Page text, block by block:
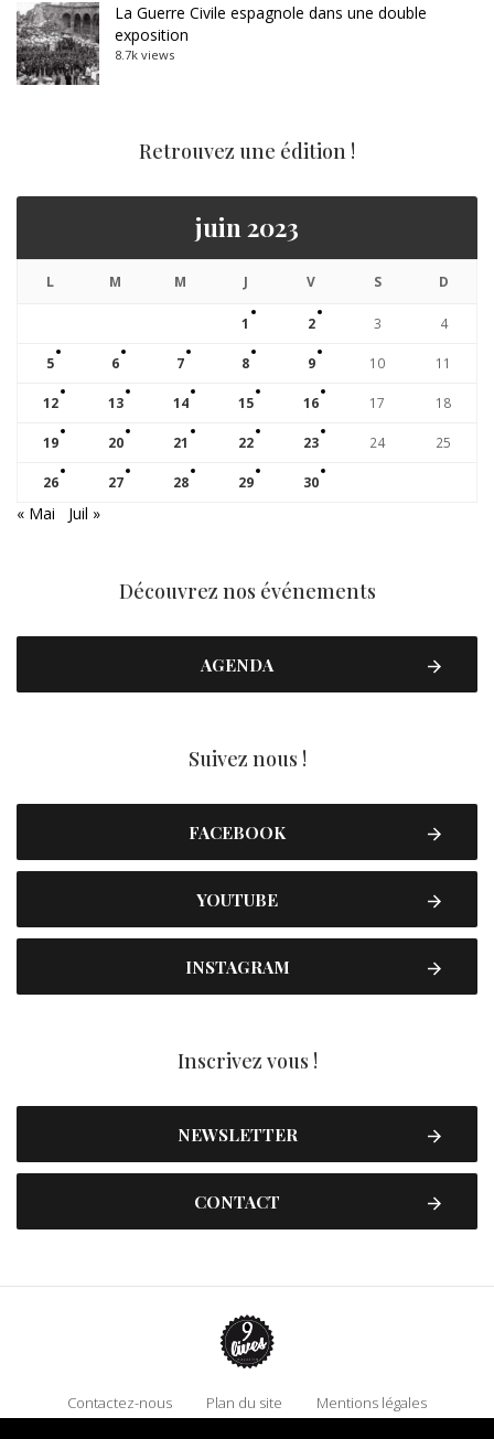
La Guerre Civile espagnole dans une double
exposition
8.7k views
Retrouvez une édition !
juin 2023
L M M J V S D
1 2 3 4
5 6 7 8 9 10 11
12 13 14 15 16 17 18
19 20 21 22 23 24 25
26 27 28 29 30
« Mai Juil »
Découvrez nos événements
AGENDA
Suivez nous !
FACEBOOK
YOUTUBE
INSTAGRAM
Inscrivez vous !
NEWSLETTER
CONTACT
Contactez-nous Plan du site
Mentions légales